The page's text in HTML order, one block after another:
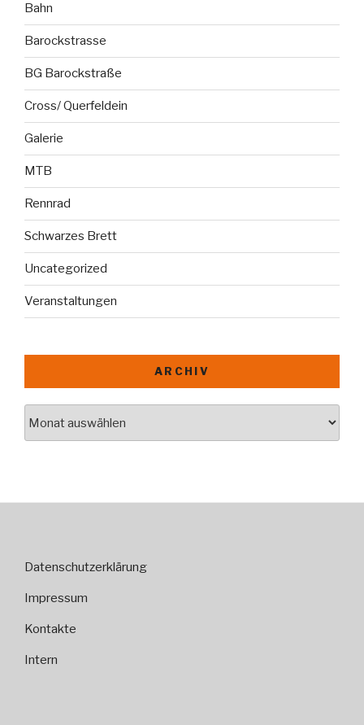
Bahn
Barockstrasse
BG Barockstraße
Cross/ Querfeldein
Galerie
MTB
Rennrad
Schwarzes Brett
Uncategorized
Veranstaltungen
ARCHIV
Datenschutzerklärung
Impressum
Kontakte
Intern